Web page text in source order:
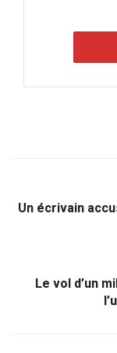
Un écrivain
Le vol d’un